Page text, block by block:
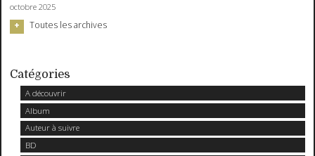
octobre 2025
Toutes les archives
Catégories
A découvrir
Album
Auteur à suivre
BD